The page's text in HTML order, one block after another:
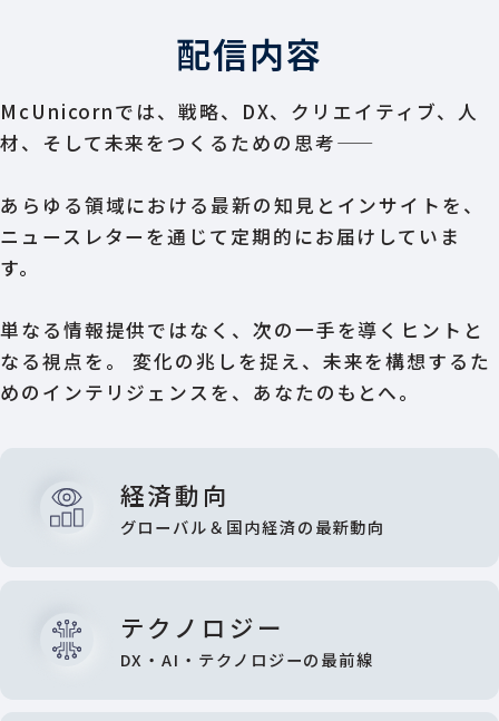
配信内容
McUnicornでは、戦略、DX、クリエイティブ、人
材、そして未来をつくるための思考――
あらゆる領域における最新の知見とインサイトを、
ニュースレターを通じて定期的にお届けしていま
す。
単なる情報提供ではなく、次の一手を導くヒントと
なる視点を。
変化の兆しを捉え、未来を構想するた
めのインテリジェンスを、あなたのもとへ。
経済動向
グローバル＆国内経済の最新動向
テクノロジー
DX・AI・テクノロジーの最前線